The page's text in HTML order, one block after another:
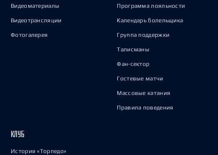
Видеоматериалы
Видеотрансляции
Фотогалерея
Программа лояльности
Календарь болельщика
Группа поддержки
Талисманы
Фан-сектор
Гостевые матчи
Массовые катания
Правила поведения
КЛУБ
История «Торпедо»